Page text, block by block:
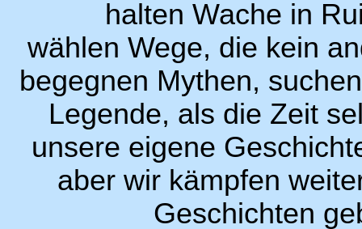
halten Wache in
wählen Wege, die kein
begegnen Mythen,
Legende, als die Zeit
unsere eigene
aber wir kämpfen
Geschichten